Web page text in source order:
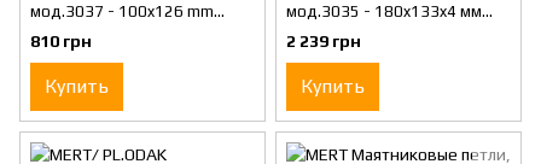
мод.3037 - 100x126 mm
никель*
810 грн
Купить
мод.3035 - 180x133x4 мм
бронза*
2 239 грн
Купить